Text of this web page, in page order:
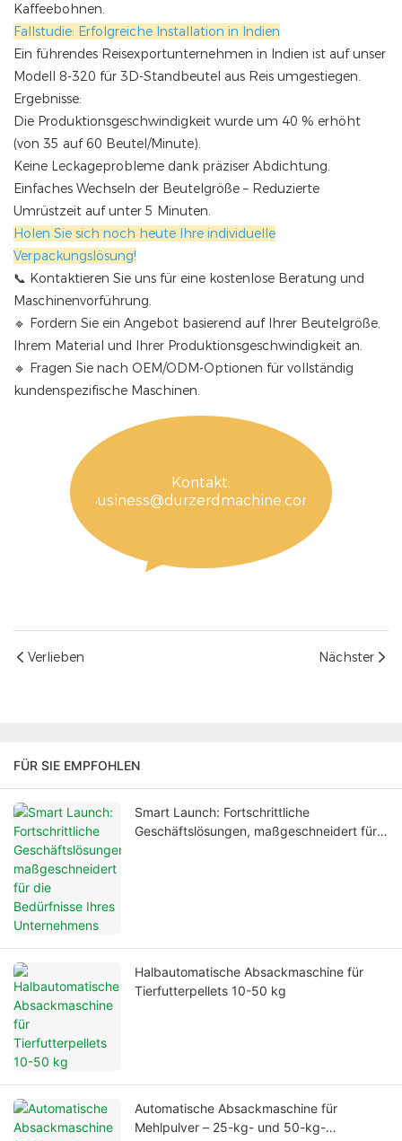
Kaffeebohnen.
Fallstudie: Erfolgreiche Installation in Indien
Ein führendes Reisexportunternehmen in Indien ist auf unser
Modell 8-320 für 3D-Standbeutel aus Reis umgestiegen.
Ergebnisse:
Die Produktionsgeschwindigkeit wurde um 40 % erhöht
(von 35 auf 60 Beutel/Minute).
Keine Leckageprobleme dank präziser Abdichtung.
Einfaches Wechseln der Beutelgröße – Reduzierte
Umrüstzeit auf unter 5 Minuten.
Holen Sie sich noch heute Ihre individuelle
Verpackungslösung!
📞 Kontaktieren Sie uns für eine kostenlose Beratung und
Maschinenvorführung.
🔹 Fordern Sie ein Angebot basierend auf Ihrer Beutelgröße,
Ihrem Material und Ihrer Produktionsgeschwindigkeit an.
🔹 Fragen Sie nach OEM/ODM-Optionen für vollständig
kundenspezifische Maschinen.
Kontakt:
Business@durzerdmachine.com
Verlieben Nächster
FÜR SIE EMPFOHLEN
Smart Launch: Fortschrittliche
Geschäftslösungen, maßgeschneidert für
Halbautomatische Absackmaschine für
Tierfutterpellets 10-50 kg
Automatische Absackmaschine für
Mehlpulver – 25-kg- und 50-kg-